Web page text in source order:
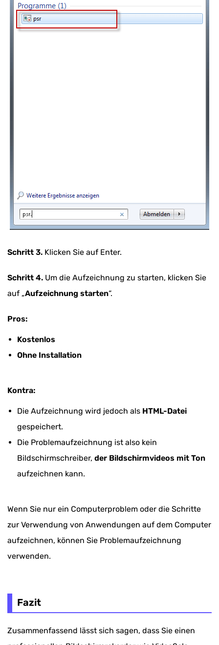
Schritt 3. Klicken Sie auf Enter.
Schritt 4. Um die Aufzeichnung zu starten, klicken Sie
auf „Aufzeichnung starten“.
Pros:
Kostenlos
Ohne Installation
Kontra:
Die Aufzeichnung wird jedoch als HTML-Datei
gespeichert.
Die Problemaufzeichnung ist also kein
Bildschirmschreiber, der Bildschirmvideos mit Ton
aufzeichnen kann.
Wenn Sie nur ein Computerproblem oder die Schritte
zur Verwendung von Anwendungen auf dem Computer
aufzeichnen, können Sie Problemaufzeichnung
verwenden.
Fazit
Zusammenfassend lässt sich sagen, dass Sie einen